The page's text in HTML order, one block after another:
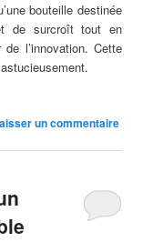
bouteille destinée
de surcroît tout en
l’innovation. Cette
un commentaire